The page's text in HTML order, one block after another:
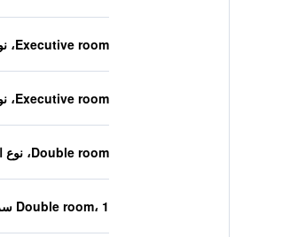
Executive room، نوع السرير غير معروف
Executive room، نوع السرير غير معروف
Double room، نوع السرير غير معروف
Double room، 1 سرير كينغ